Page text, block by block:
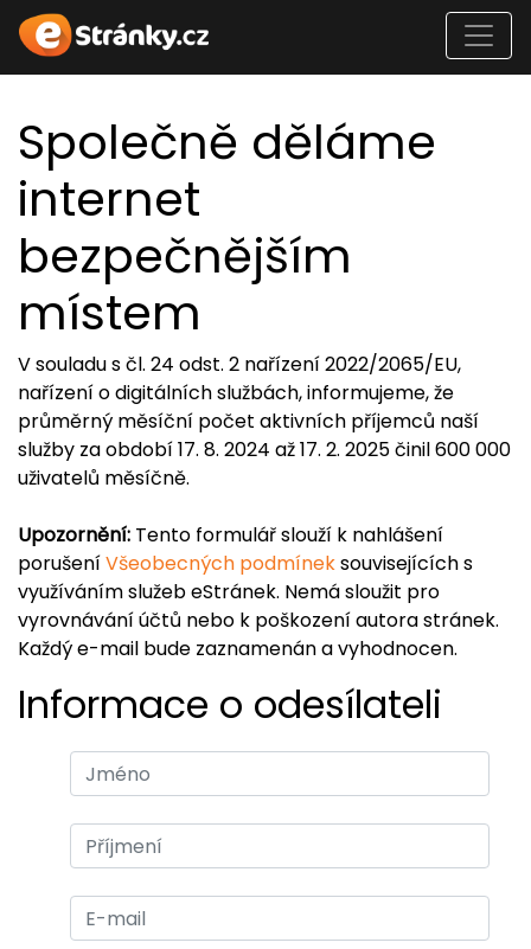
Společně děláme
internet
bezpečnějším
místem
V souladu s čl. 24 odst. 2 nařízení 2022/2065/EU,
nařízení o digitálních službách, informujeme, že
průměrný měsíční počet aktivních příjemců naší
služby za období 17. 8. 2024 až 17. 2. 2025 činil 600 000
uživatelů měsíčně.
Upozornění: Tento formulář slouží k nahlášení
porušeníVšeobecných podmíneksouvisejících s
využíváním služeb eStránek. Nemá sloužit pro
vyrovnávání účtů nebo k poškození autora stránek.
Každý e-mail bude zaznamenán a vyhodnocen.
Informace o odesílateli